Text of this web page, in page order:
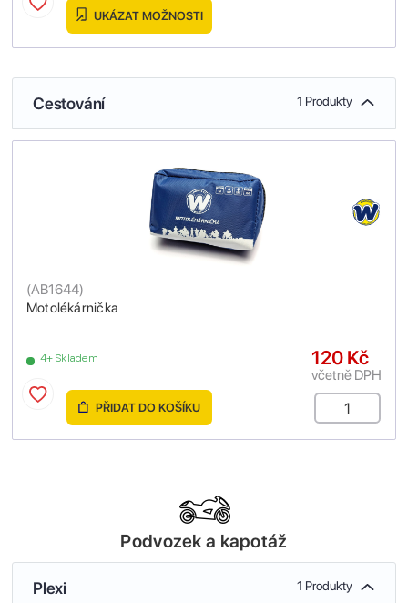
UKÁZAT MOŽNOSTI
Cestování 1 Produkty
Motolékárnička
(AB1644)
4+ Skladem 120 Kč
včetně DPH
PŘIDAT DO KOŠÍKU
Podvozek a kapotáž
Plexi 1 Produkty